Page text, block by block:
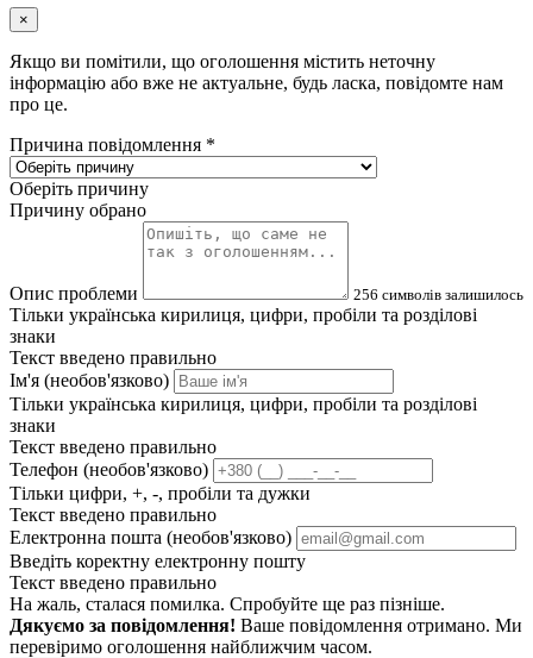
×
Якщо ви помітили, що оголошення містить неточну
інформацію або вже не актуальне, будь ласка, повідомте нам
про це.
Причина повідомлення *
Оберіть причину
Причину обрано
Опис проблеми 256 символів залишилось
Тільки українська кирилиця, цифри, пробіли та розділові
знаки
Текст введено правильно
Ім'я (необов'язково)
Тільки українська кирилиця, цифри, пробіли та розділові
знаки
Текст введено правильно
Телефон (необов'язково)
Тільки цифри, +, -, пробіли та дужки
Текст введено правильно
Електронна пошта (необов'язково)
Введіть коректну електронну пошту
Текст введено правильно
На жаль, сталася помилка. Спробуйте ще раз пізніше.
Дякуємо за повідомлення! Ваше повідомлення отримано. Ми
перевіримо оголошення найближчим часом.